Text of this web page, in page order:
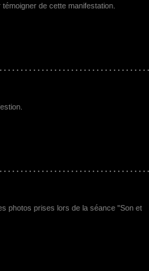
de cette manifestation.
photos prises lors de la séance "Son et